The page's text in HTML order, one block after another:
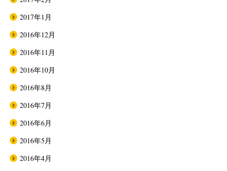
2017年1月
2016年12月
2016年11月
2016年10月
2016年8月
2016年7月
2016年6月
2016年5月
2016年4月